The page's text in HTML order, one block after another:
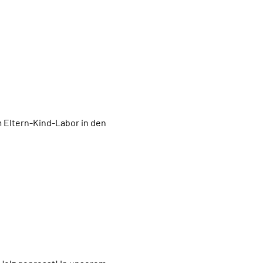
Eltern-Kind-Labor in den